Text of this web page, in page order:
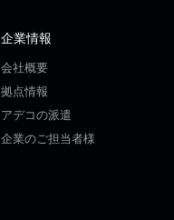
企業情報
会社概要
拠点情報
アデコの派遣
企業のご担当者様